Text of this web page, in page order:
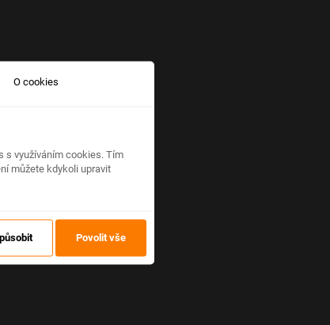
O cookies
s využíváním cookies. Tím
můžete kdykoli upravit
Povolit vše